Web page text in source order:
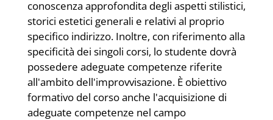
conoscenza approfondita degli aspetti stilistici,
storici estetici generali e relativi al proprio
specifico indirizzo. Inoltre, con riferimento alla
specificità dei singoli corsi, lo studente dovrà
possedere adeguate competenze riferite
all'ambito dell'improvvisazione. È obiettivo
formativo del corso anche l'acquisizione di
adeguate competenze nel campo